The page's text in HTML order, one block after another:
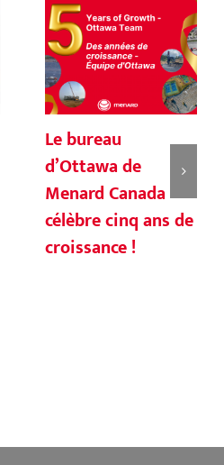
Le bureau
d’Ottawa de
Menard Canada
célèbre cinq ans de
croissance !